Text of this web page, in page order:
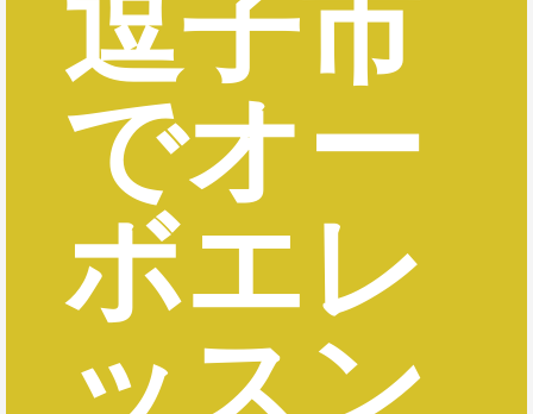
でオー
ボエレ
ッスン